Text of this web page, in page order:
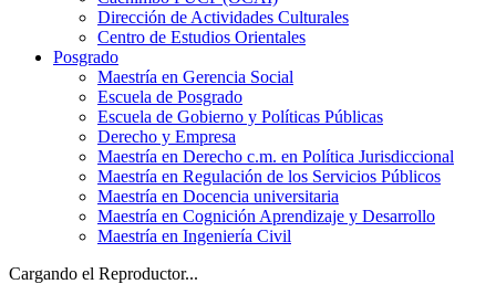
Dirección de Actividades Culturales
Centro de Estudios Orientales
Posgrado
Maestría en Gerencia Social
Escuela de Posgrado
Escuela de Gobierno y Políticas Públicas
Derecho y Empresa
Maestría en Derecho c.m. en Política Jurisdiccional
Maestría en Regulación de los Servicios Públicos
Maestría en Docencia universitaria
Maestría en Cognición Aprendizaje y Desarrollo
Maestría en Ingeniería Civil
Cargando el Reproductor...